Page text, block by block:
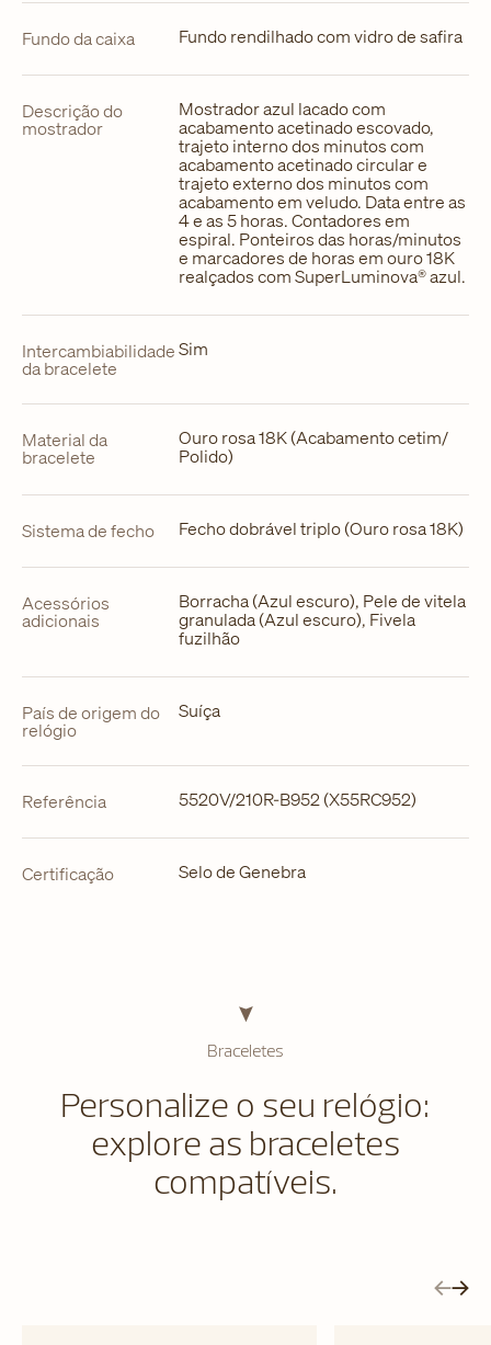
Fundo da caixa Fundo rendilhado com vidro de safira
Descrição do
mostrador
Mostrador azul lacado com
acabamento acetinado escovado,
trajeto interno dos minutos com
acabamento acetinado circular e
trajeto externo dos minutos com
acabamento em veludo. Data entre as
4 e as 5 horas. Contadores em
espiral. Ponteiros das horas/minutos
e marcadores de horas em ouro 18K
realçados com SuperLuminova® azul.
Intercambiabilidade
da bracelete
Sim
Material da
bracelete
Ouro rosa 18K (Acabamento cetim/
Polido)
Sistema de fecho Fecho dobrável triplo (Ouro rosa 18K)
Acessórios
adicionais
Borracha (Azul escuro), Pele de vitela
granulada (Azul escuro), Fivela
fuzilhão
País de origem do
relógio
Suíça
Referência 5520V/210R-B952 (X55RC952)
Certificação Selo de Genebra
Braceletes
Personalize o seu relógio:
explore as braceletes
compatíveis.